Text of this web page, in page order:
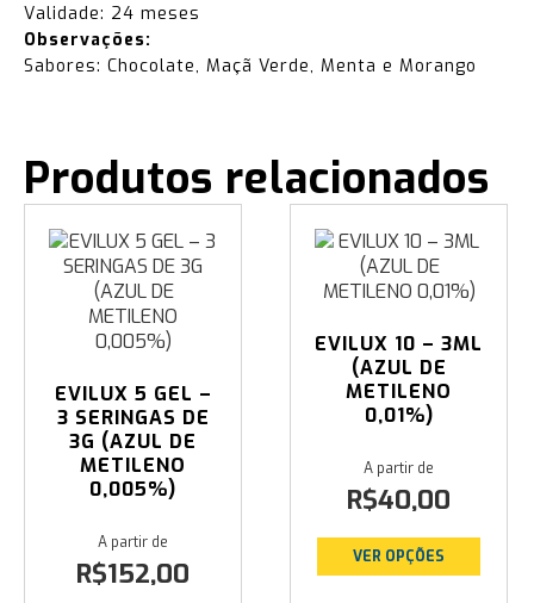
Validade: 24 meses
Observações:
Sabores: Chocolate, Maçã Verde, Menta e Morango
Produtos relacionados
EVILUX 5 GEL –
3 SERINGAS DE
3G (AZUL DE
METILENO
0,005%)
R$152,00
EVILUX 10 – 3ML
(AZUL DE
METILENO
0,01%)
R$40,00
VER OPÇÕES